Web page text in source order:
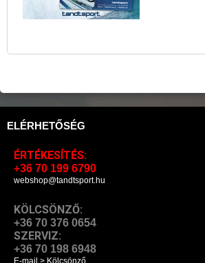
ELÉRHETŐSÉG
ÉRTÉKESÍTÉS:
+36 70 199 6790
webshop@tandtsport.hu
KÖLCSÖNZŐ:
+36 70 376 0654
SZERVIZ:
+36 70 198 6948
E-mail > Kölcsönző